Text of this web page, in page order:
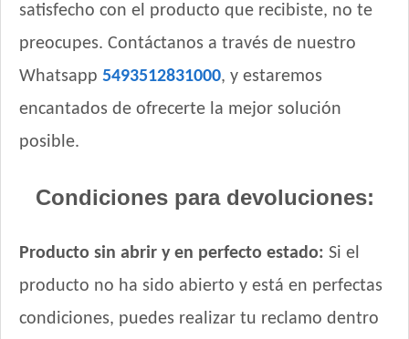
Royal Canin Perro Raza Bulldog Francés Puppy
Royal Canin Perro Raza Bulldog Inglés Puppy
Royal Canin Perro Raza Golden Retriever Puppy
Royal Canin Perro Raza Jack Russell Terrier Puppy
Royal Canin Perro Raza Labrador Retriever Puppy
Royal Canin Perro Raza Pug Puppy
Royal Canin Perro Raza Yorkshire Terrier Puppy
Sabrositos Cachorros Mix
Sanno Súper Premium Puppies
Sieger Perro Cachorro Mini & Small
satisfecho con el producto que recibiste, no te
preocupes. Contáctanos a través de nuestro
Whatsapp 5493512831000, y estaremos
encantados de ofrecerte la mejor solución
posible.
Condiciones para devoluciones:
Producto sin abrir y en perfecto estado: Si el
producto no ha sido abierto y está en perfectas
condiciones, puedes realizar tu reclamo dentro